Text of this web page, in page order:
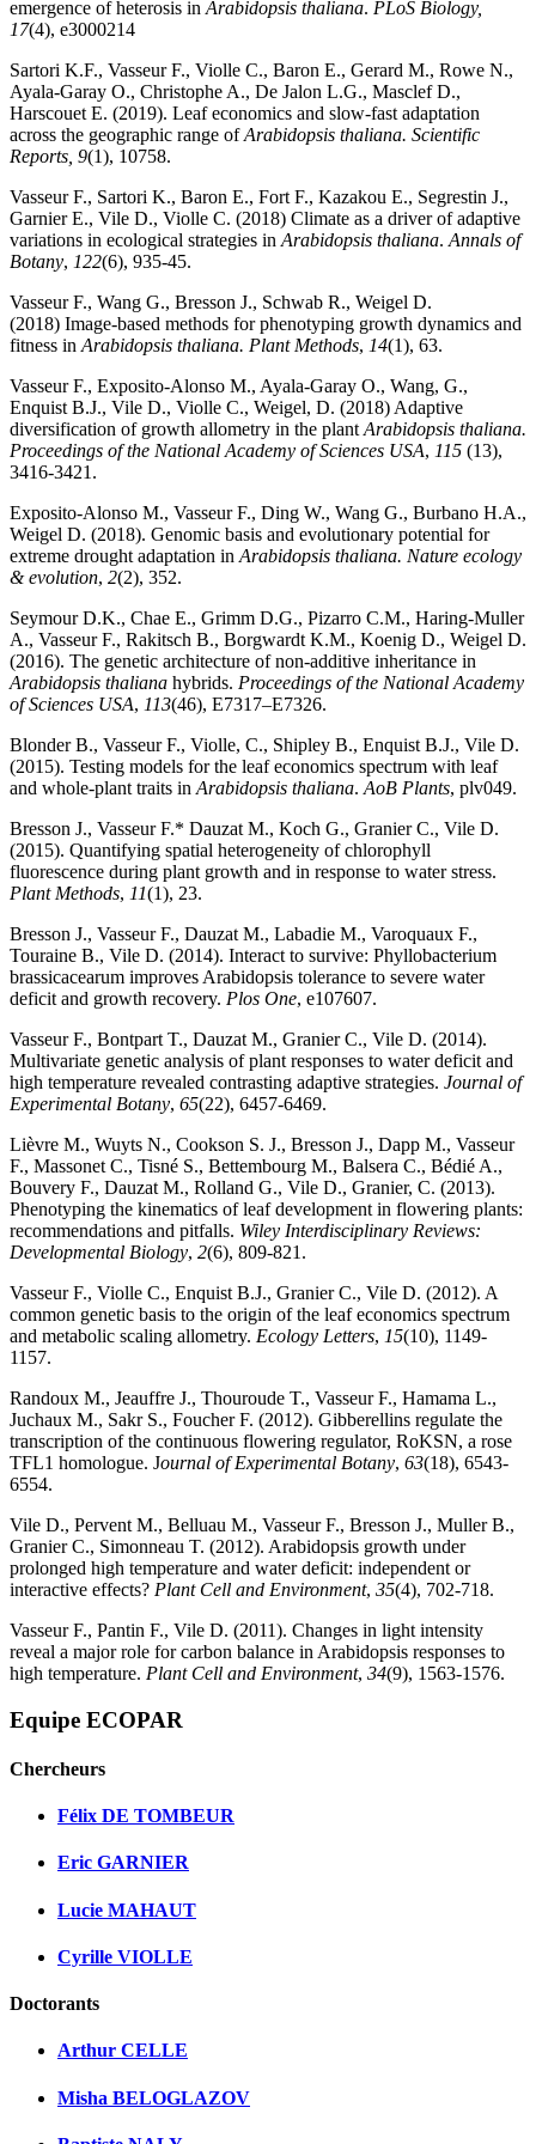
emergence of heterosis in Arabidopsis thaliana. PLoS Biology,
17(4), e3000214
Sartori K.F., Vasseur F., Violle C., Baron E., Gerard M., Rowe N.,
Ayala-Garay O., Christophe A., De Jalon L.G., Masclef D.,
Harscouet E. (2019). Leaf economics and slow-fast adaptation
across the geographic range ofArabidopsis thaliana. Scientific
Reports, 9(1), 10758.
Vasseur F., Sartori K., Baron E., Fort F., Kazakou E., Segrestin J.,
Garnier E., Vile D., Violle C. (2018) Climate as a driver of adaptive
variations in ecological strategies in Arabidopsis thaliana. Annals of
Botany, 122(6), 935-45.
Vasseur F., Wang G., Bresson J., Schwab R., Weigel D.
(2018) Image-based methods for phenotyping growth dynamics and
fitness in Arabidopsis thaliana. Plant Methods, 14(1), 63.
Vasseur F., Exposito-Alonso M., Ayala-Garay O., Wang, G.,
Enquist B.J., Vile D., Violle C., Weigel, D. (2018) Adaptive
diversification of growth allometry in the plant Arabidopsis thaliana.
Proceedings of the National Academy of Sciences USA, 115 (13),
3416-3421.
Exposito-Alonso M., Vasseur F., Ding W., Wang G., Burbano H.A.,
Weigel D. (2018). Genomic basis and evolutionary potential for
extreme drought adaptation in Arabidopsis thaliana. Nature ecology
& evolution, 2(2), 352.
Seymour D.K., Chae E., Grimm D.G., Pizarro C.M., Haring-Muller
A., Vasseur F., Rakitsch B., Borgwardt K.M., Koenig D., Weigel D.
(2016). The genetic architecture of non-additive inheritance in
Arabidopsis thaliana hybrids. Proceedings of the National Academy
of Sciences USA, 113(46), E7317–E7326.
Blonder B., Vasseur F., Violle, C., Shipley B., Enquist B.J., Vile D.
(2015). Testing models for the leaf economics spectrum with leaf
and whole-plant traits in Arabidopsis thaliana. AoB Plants, plv049.
Bresson J., Vasseur F.* Dauzat M., Koch G., Granier C., Vile D.
(2015). Quantifying spatial heterogeneity of chlorophyll
fluorescence during plant growth and in response to water stress.
Plant Methods, 11(1), 23.
Bresson J., Vasseur F., Dauzat M., Labadie M., Varoquaux F.,
Touraine B., Vile D. (2014). Interact to survive: Phyllobacterium
brassicacearum improves Arabidopsis tolerance to severe water
deficit and growth recovery. Plos One, e107607.
Vasseur F., Bontpart T., Dauzat M., Granier C., Vile D. (2014).
Multivariate genetic analysis of plant responses to water deficit and
high temperature revealed contrasting adaptive strategies. Journal of
Experimental Botany, 65(22), 6457-6469.
Lièvre M., Wuyts N., Cookson S. J., Bresson J., Dapp M., Vasseur
F., Massonet C., Tisné S., Bettembourg M., Balsera C., Bédié A.,
Bouvery F., Dauzat M., Rolland G., Vile D., Granier, C. (2013).
Phenotyping the kinematics of leaf development in flowering plants:
recommendations and pitfalls. Wiley Interdisciplinary Reviews:
Developmental Biology, 2(6), 809-821.
Vasseur F., Violle C., Enquist B.J., Granier C., Vile D. (2012). A
common genetic basis to the origin of the leaf economics spectrum
and metabolic scaling allometry. Ecology Letters, 15(10), 1149-
1157.
Randoux M., Jeauffre J., Thouroude T., Vasseur F., Hamama L.,
Juchaux M., Sakr S., Foucher F. (2012). Gibberellins regulate the
transcription of the continuous flowering regulator, RoKSN, a rose
TFL1 homologue. Journal of Experimental Botany, 63(18), 6543-
6554.
Vile D., Pervent M., Belluau M., Vasseur F., Bresson J., Muller B.,
Granier C., Simonneau T. (2012). Arabidopsis growth under
prolonged high temperature and water deficit: independent or
interactive effects? Plant Cell and Environment, 35(4), 702-718.
Vasseur F., Pantin F., Vile D. (2011). Changes in light intensity
reveal a major role for carbon balance in Arabidopsis responses to
high temperature. Plant Cell and Environment, 34(9), 1563-1576.
Equipe ECOPAR
Chercheurs
Félix DE TOMBEUR
Eric GARNIER
Lucie MAHAUT
Cyrille VIOLLE
Doctorants
Arthur CELLE
Misha BELOGLAZOV